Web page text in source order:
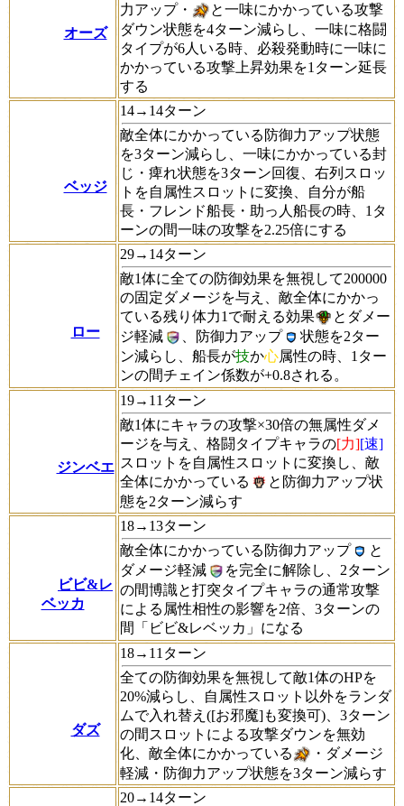
オーズ
力アップ・
と一味にかかっている攻撃
ダウン状態を4ターン減らし、一味に格闘
タイプが6人いる時、必殺発動時に一味に
かかっている攻撃上昇効果を1ターン延長
する
ベッジ
14→14ターン
敵全体にかかっている防御力アップ状態
を3ターン減らし、一味にかかっている封
じ・痺れ状態を3ターン回復、右列スロッ
トを自属性スロットに変換、自分が船
長・フレンド船長・助っ人船長の時、1タ
ーンの間一味の攻撃を2.25倍にする
ロー
29→14ターン
敵1体に全ての防御効果を無視して200000
の固定ダメージを与え、敵全体にかかっ
ている残り体力1で耐える効果
とダメー
ジ軽減
、防御力アップ
状態を2ター
ン減らし、船長が技か心属性の時、1ター
ンの間チェイン係数が+0.8される。
ジンベエ
19→11ターン
敵1体にキャラの攻撃×30倍の無属性ダメ
ージを与え、格闘タイプキャラの[力][速]
スロットを自属性スロットに変換し、敵
全体にかかっている
と防御力アップ状
態を2ターン減らす
ビビ&レ
ベッカ
18→13ターン
敵全体にかかっている防御力アップ
と
ダメージ軽減
を完全に解除し、2ターン
の間博識と打突タイプキャラの通常攻撃
による属性相性の影響を2倍、3ターンの
間「ビビ&レベッカ」になる
ダズ
18→11ターン
全ての防御効果を無視して敵1体のHPを
20%減らし、自属性スロット以外をランダ
ムで入れ替え([お邪魔]も変換可)、3ターン
の間スロットによる攻撃ダウンを無効
化、敵全体にかかっている
・ダメージ
軽減・防御力アップ状態を3ターン減らす
20→14ターン